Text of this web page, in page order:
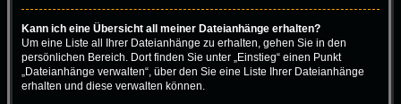
Kann ich eine Übersicht all meiner Dateianhänge erhalten?
Um eine Liste all Ihrer Dateianhänge zu erhalten, gehen Sie in den
persönlichen Bereich. Dort finden Sie unter „Einstieg“ einen Punkt
„Dateianhänge verwalten“, über den Sie eine Liste Ihrer Dateianhänge
erhalten und diese verwalten können.